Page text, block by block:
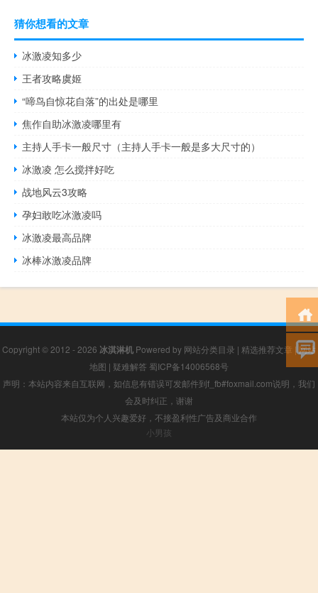
猜你想看的文章
冰激凌知多少
王者攻略虞姬
“啼鸟自惊花自落”的出处是哪里
焦作自助冰激凌哪里有
主持人手卡一般尺寸（主持人手卡一般是多大尺寸的）
冰激凌 怎么搅拌好吃
战地风云3攻略
孕妇敢吃冰激凌吗
冰激凌最高品牌
冰棒冰激凌品牌
Copyright © 2012 - 2026 冰淇淋机 Powered by 网站分类目录 | 精选推荐文章 |网站
地图 | 疑难解答 蜀ICP备14006568号
声明：本站内容来自互联网，如信息有错误可发邮件到f_fb#foxmail.com说明，我们
会及时纠正，谢谢
本站仅为个人兴趣爱好，不接盈利性广告及商业合作
小男孩